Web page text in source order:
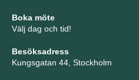
Boka möte
Välj dag och tid!
Besöksadress
Kungsgatan 44, Stockholm